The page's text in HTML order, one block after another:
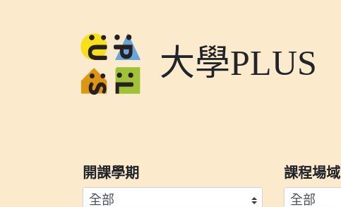
大學PLUS
開課學期 課程場域